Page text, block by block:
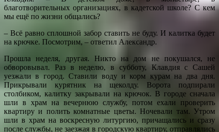
благотворительных организациях, в кадетской школе? С кем
мы ещё по жизни общались?
– Всё равно сплошной забор ставить не буду. И калитка будет
на крючке. Посмотрим, – ответил Александр.
Прошла неделя, другая. Никто на дом не покушался, не
обворовывал. Раз в неделю, в субботу, Клавдия с Сашей
уезжали в город. Ставили воду и корм курам на два дня.
Прикрывали курятник на щеколду. Ворота подпирали
столбиком, калитку закрывали на крючок. В городе сначала
шли в храм на вечернюю службу, потом ехали проверить
квартиру и полить комнатные цветы. Ночевали там. Утром
шли в храм на воскресную литургию, причащались и сразу
после службы, не заезжая в городскую квартиру, отправлялись